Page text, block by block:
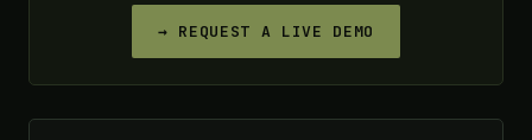
REQUEST A LIVE DEMO →